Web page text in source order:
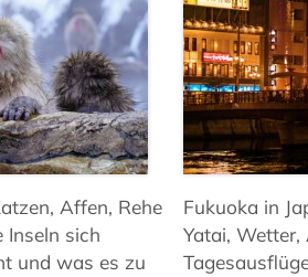
Fukuoka in
Yatai, Wetter,
Affen, Rehe
Inseln sich
und was es zu